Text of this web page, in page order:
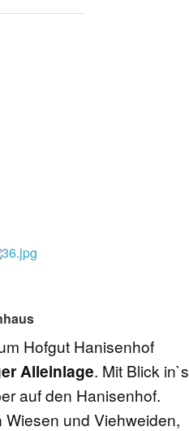
Hofgut Hanisenhof
Alleinlage. Mit Blick in`s
auf den Hanisenhof.
und Viehweiden,